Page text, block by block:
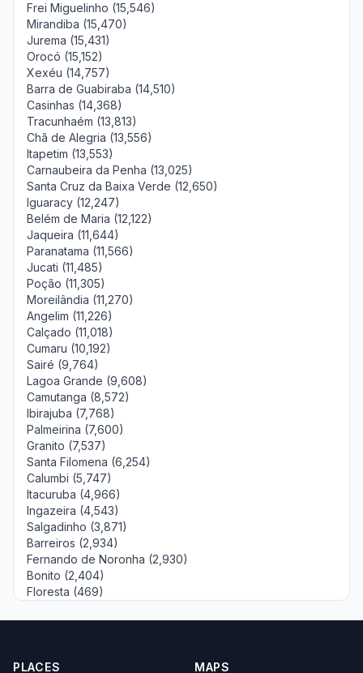
Frei Miguelinho (15,546)
Mirandiba (15,470)
Jurema (15,431)
Orocó (15,152)
Xexéu (14,757)
Barra de Guabiraba (14,510)
Casinhas (14,368)
Tracunhaém (13,813)
Chã de Alegria (13,556)
Itapetim (13,553)
Carnaubeira da Penha (13,025)
Santa Cruz da Baixa Verde (12,650)
Iguaracy (12,247)
Belém de Maria (12,122)
Jaqueira (11,644)
Paranatama (11,566)
Jucati (11,485)
Poção (11,305)
Moreilândia (11,270)
Angelim (11,226)
Calçado (11,018)
Cumaru (10,192)
Sairé (9,764)
Lagoa Grande (9,608)
Camutanga (8,572)
Ibirajuba (7,768)
Palmeirina (7,600)
Granito (7,537)
Santa Filomena (6,254)
Calumbi (5,747)
Itacuruba (4,966)
Ingazeira (4,543)
Salgadinho (3,871)
Barreiros (2,934)
Fernando de Noronha (2,930)
Bonito (2,404)
Floresta (469)
PLACES MAPS